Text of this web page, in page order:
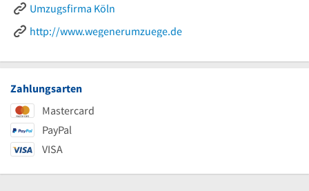
Umzugsfirma Köln
http://www.wegenerumzuege.de
Zahlungsarten
Mastercard
PayPal
VISA